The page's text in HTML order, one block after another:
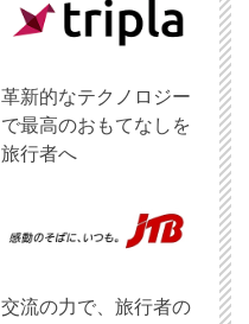
革新的なテクノロジー
で最高のおもてなしを
旅行者へ
交流の力で、旅行者の